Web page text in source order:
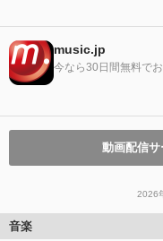
music.jp
今なら30日間無料で
動画配信
2026
音楽